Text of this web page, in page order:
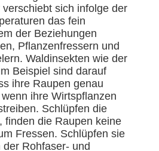
sich infolge der
das fein
der Beziehungen
Pflanzenfressern und
Waldinsekten wie der
Beispiel sind darauf
ihre Raupen genau
ihre Wirtspflanzen
Schlüpfen die
finden die Raupen keine
Fressen. Schlüpfen sie
Rohfaser- und